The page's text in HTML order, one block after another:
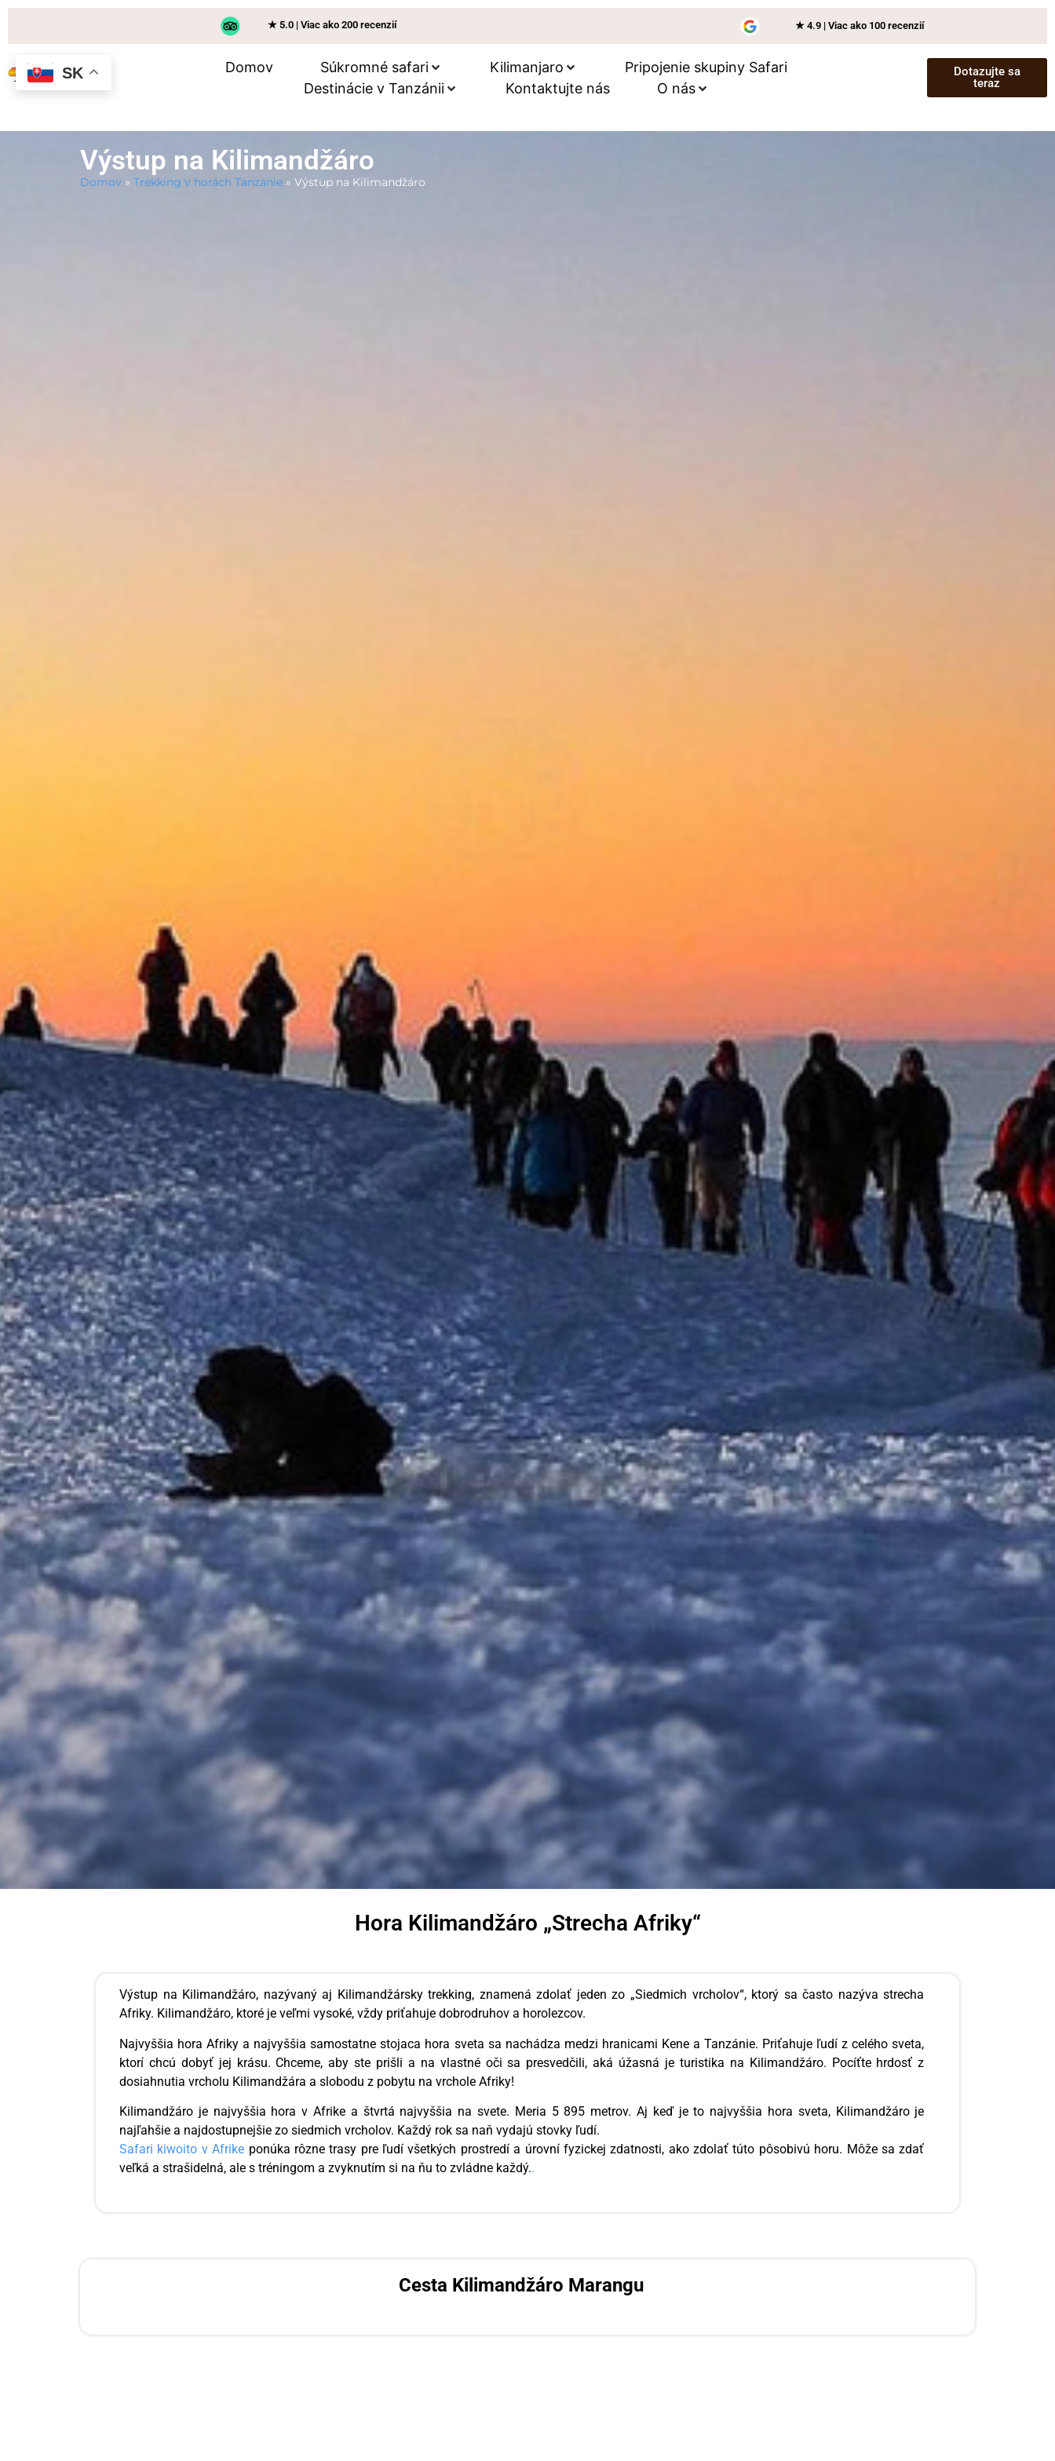
★ 5.0 | Viac ako 200 recenzií ★ 4.9 | Viac ako 100 recenzií
Domov Súkromné ​​safari Kilimanjaro
Pripojenie skupiny Safari
Destinácie v Tanzánii
Kontaktujte nás O nás
Dotazujte sa
teraz
Výstup na Kilimandžáro
Domov » Trekking v horách Tanzánie » Výstup na Kilimandžáro
Hora Kilimandžáro „Strecha Afriky“
Výstup na Kilimandžáro, nazývaný aj Kilimandžársky trekking, znamená zdolať jeden zo „Siedmich vrcholov“, ktorý sa často nazýva strecha
Afriky. Kilimandžáro, ktoré je veľmi vysoké, vždy priťahuje dobrodruhov a horolezcov.
Najvyššia hora Afriky a najvyššia samostatne stojaca hora sveta sa nachádza medzi hranicami Kene a Tanzánie. Priťahuje ľudí z celého sveta,
ktorí chcú dobyť jej krásu. Chceme, aby ste prišli a na vlastné oči sa presvedčili, aká úžasná je turistika na Kilimandžáro. Pocíťte hrdosť z
dosiahnutia vrcholu Kilimandžára a slobodu z pobytu na vrchole Afriky!
Kilimandžáro je najvyššia hora v Afrike a štvrtá najvyššia na svete. Meria 5 895 metrov. Aj keď je to najvyššia hora sveta, Kilimandžáro je
najľahšie a najdostupnejšie zo siedmich vrcholov. Každý rok sa naň vydajú stovky ľudí.
Safari kiwoito v Afrike ponúka rôzne trasy pre ľudí všetkých prostredí a úrovní fyzickej zdatnosti, ako zdolať túto pôsobivú horu. Môže sa zdať
veľká a strašidelná, ale s tréningom a zvyknutím si na ňu to zvládne každý..
Cesta Kilimandžáro Marangu
SK